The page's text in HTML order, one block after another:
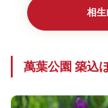
相
萬葉公園 築込